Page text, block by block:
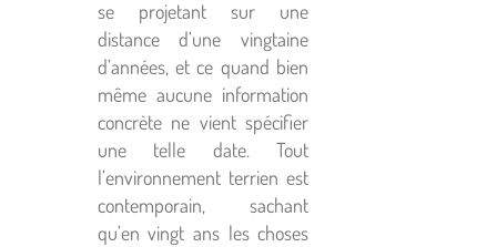
se projetant sur une
distance d’une vingtaine
d’années, et ce quand bien
même aucune information
concrète ne vient spécifier
une telle date. Tout
l’environnement terrien est
contemporain, sachant
qu’en vingt ans les choses